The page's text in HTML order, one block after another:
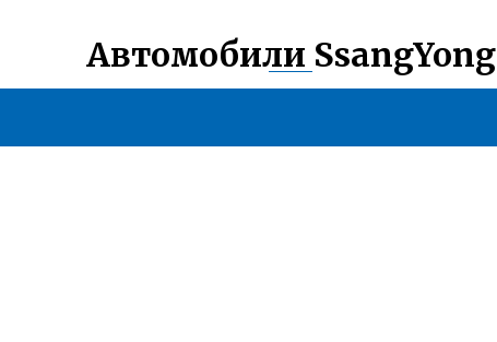
Автомобили SsangYong